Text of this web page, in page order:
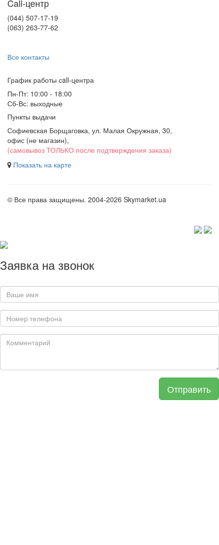
Call-центр
(044) 507-17-19
(063) 263-77-62
Все контакты
График работы сall-центра
Пн-Пт: 10:00 - 18:00
Сб-Вс: выходные
Пункты выдачи
Софиевская Борщаговка, ул. Малая Окружная, 30,
офис (не магазин),
(самовывоз ТОЛЬКО после подтверждения заказа)
Показать на карте
© Все права защищены. 2004-2026 Skymarket.ua
Заявка на звонок
Отправить